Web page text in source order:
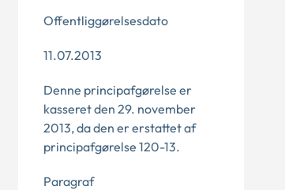
Offentliggørelsesdato
11.07.2013
Denne principafgørelse er
kasseret den 29. november
2013, da den er erstattet af
principafgørelse 120-13.
Paragraf